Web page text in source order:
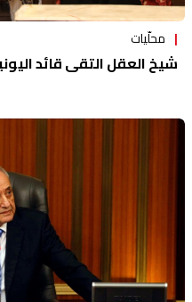
محلّيات
شيخ العقل التقى قائد